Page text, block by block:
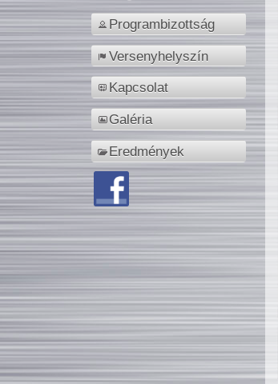
Programbizottság
Versenyhelyszín
Kapcsolat
Galéria
Eredmények